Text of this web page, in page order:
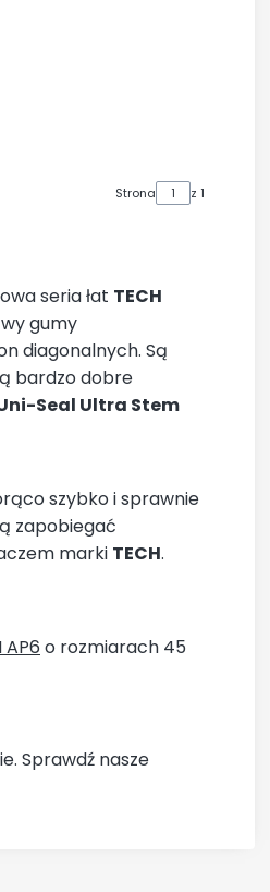
Strona z 1
seria łat TECH
gumy
diagonalnych. Są
bardzo dobre
Seal Ultra Stem
szybko i sprawnie
zapobiegać
marki TECH.
AP6 o rozmiarach 45
Sprawdź nasze